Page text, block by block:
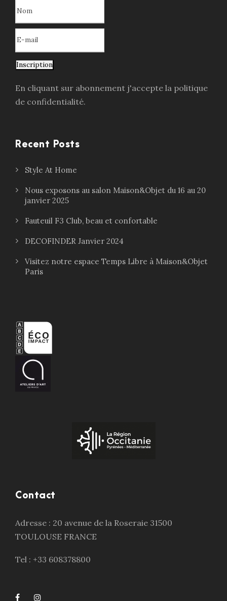
Inscription
En cliquant sur abonnement j'accepte la politique
de confidentialité.
Recent Posts
Style At Home
Nous exposons au salon Maison&Objet du 16 au 20
janvier 2025
Fauteuil F3 Club, beau et confortable
DECOFINDER Janvier 2024
Visitez notre espace Temps Libre à Maison&Objet
Paris
Contact
Adresse : 20 avenue de la Roseraie 31500
TOULOUSE FRANCE
Tel : +33 608378800